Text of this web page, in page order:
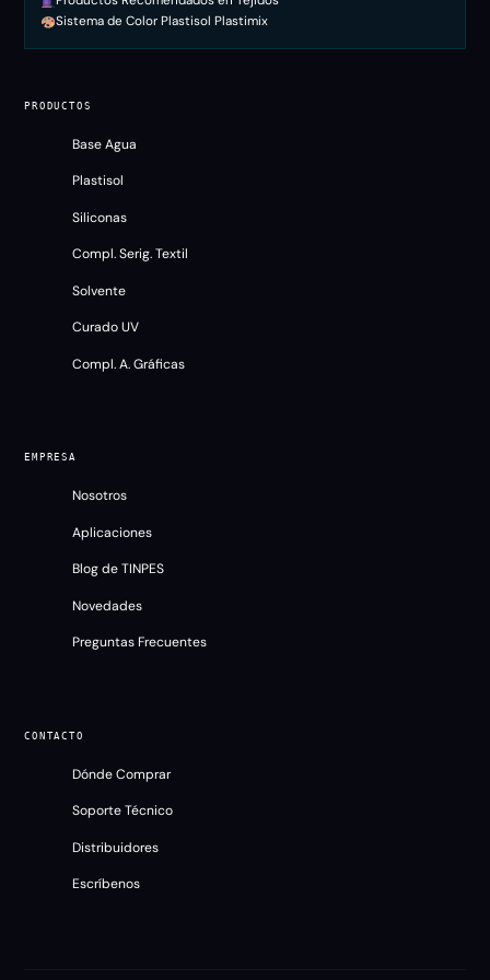
Sistema de Color Plastisol Plastimix
PRODUCTOS
Base Agua
Plastisol
Siliconas
Compl. Serig. Textil
Solvente
Curado UV
Compl. A. Gráficas
EMPRESA
Nosotros
Aplicaciones
Blog de TINPES
Novedades
Preguntas Frecuentes
CONTACTO
Dónde Comprar
Soporte Técnico
Distribuidores
Escríbenos